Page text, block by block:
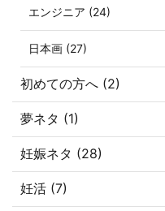
エンジニア (24)
日本画 (27)
初めての方へ (2)
夢ネタ (1)
妊娠ネタ (28)
妊活 (7)